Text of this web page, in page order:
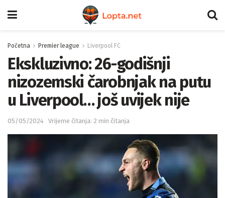
Početna Premier league Liverpool FC
Ekskluzivno: 26-godišnji
nizozemski čarobnjak na putu
u Liverpool… još uvijek nije
05/05/2024 Vrijeme čitanja: 2 min čitanja